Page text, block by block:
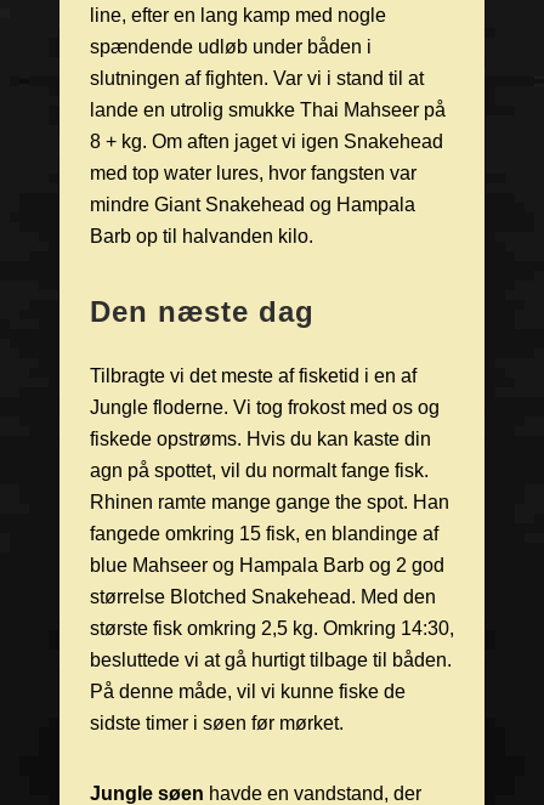
line, efter en lang kamp med nogle
spændende udløb under båden i
slutningen af fighten. Var vi i stand til at
lande en utrolig smukke Thai Mahseer på
8 + kg. Om aften jaget vi igen Snakehead
med top water lures, hvor fangsten var
mindre Giant Snakehead og Hampala
Barb op til halvanden kilo.
Den næste dag
Tilbragte vi det meste af fisketid i en af
Jungle floderne. Vi tog frokost med os og
fiskede opstrøms. Hvis du kan kaste din
agn på spottet, vil du normalt fange fisk.
Rhinen ramte mange gange the spot. Han
fangede omkring 15 fisk, en blandinge af
blue Mahseer og Hampala Barb og 2 god
størrelse Blotched Snakehead. Med den
største fisk omkring 2,5 kg. Omkring 14:30,
besluttede vi at gå hurtigt tilbage til båden.
På denne måde, vil vi kunne fiske de
sidste timer i søen før mørket.
Jungle søen havde en vandstand, der